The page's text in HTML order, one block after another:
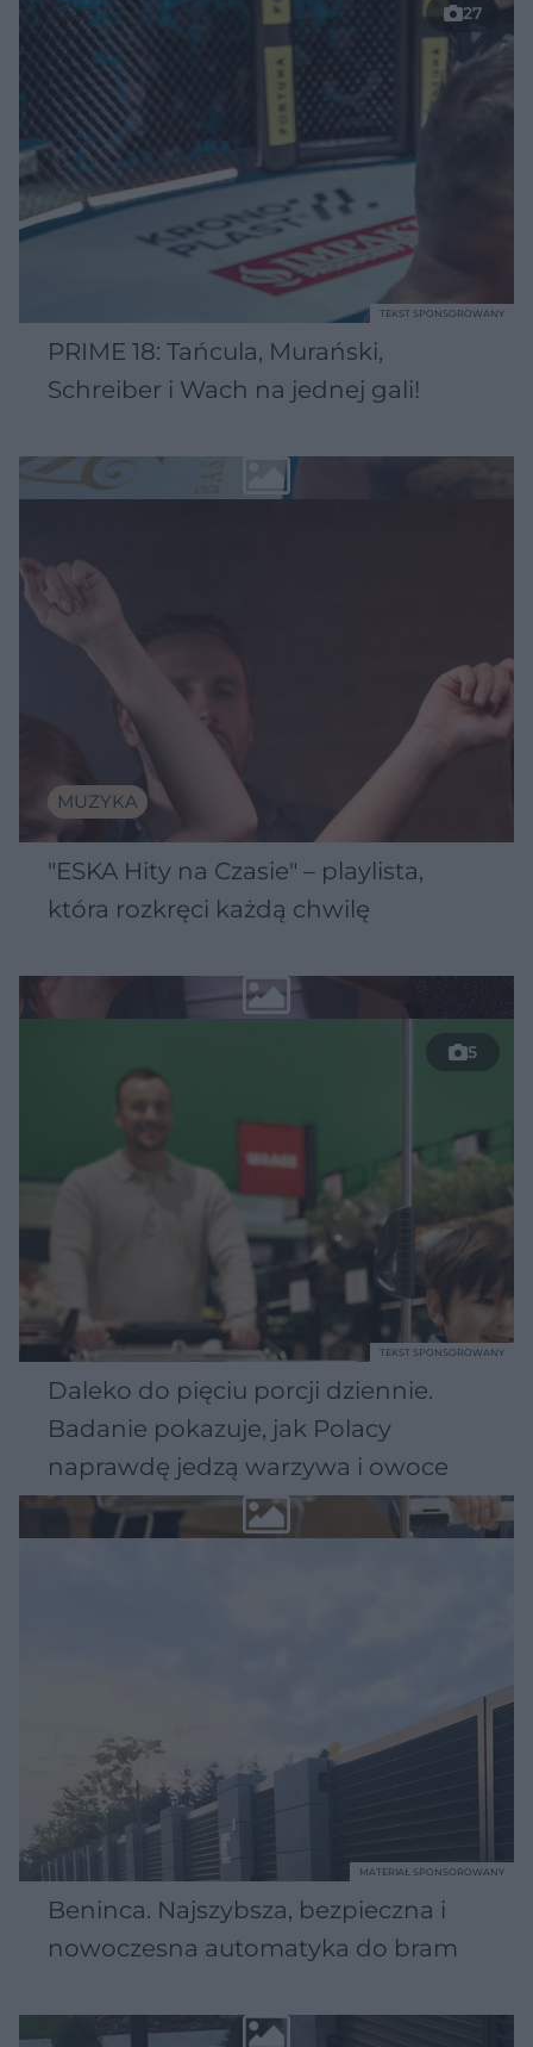
27
PRIME 18: Tańcula, Murański,
Schreiber i Wach na jednej gali!
TEKST SPONSOROWANY
MUZYKA
"ESKA Hity na Czasie" – playlista,
która rozkręci każdą chwilę
5
Daleko do pięciu porcji dziennie.
Badanie pokazuje, jak Polacy
naprawdę jedzą warzywa i owoce
TEKST SPONSOROWANY
Beninca. Najszybsza, bezpieczna i
nowoczesna automatyka do bram
MATERIAŁ SPONSOROWANY